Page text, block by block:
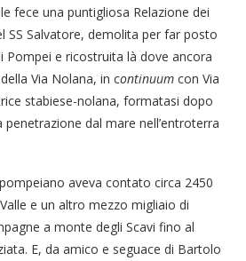
fece una puntigliosa Relazione dei
SS Salvatore, demolita per far posto
Pompei e ricostruita là dove ancora
Via Nolana, in continuum con Via
stabiese-nolana, formatasi dopo
penetrazione dal mare nell’entroterra
aveva contato circa 2450
e un altro mezzo migliaio di
a monte degli Scavi fino al
E, da amico e seguace di Bartolo